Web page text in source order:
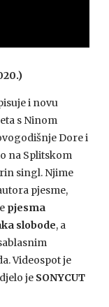
i novu
s Ninom
Dore i
na Splitskom
singl. Njime
pjesme,
pjesma
slobode, a
Videospot je
je SONYCUT